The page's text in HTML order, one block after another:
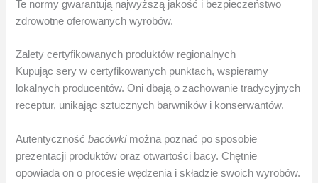
Te normy gwarantują najwyższą jakość i bezpieczeństwo
zdrowotne oferowanych wyrobów.
Zalety certyfikowanych produktów regionalnych
Kupując sery w certyfikowanych punktach, wspieramy
lokalnych producentów. Oni dbają o zachowanie tradycyjnych
receptur, unikając sztucznych barwników i konserwantów.
Autentycznośćbacówkimożna poznać po sposobie
prezentacji produktów oraz otwartości bacy. Chętnie
opowiada on o procesie wędzenia i składzie swoich wyrobów.